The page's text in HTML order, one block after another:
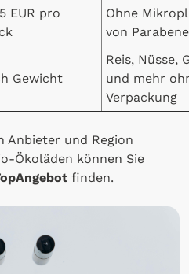
EUR pro
Ohne
von
Gewicht
Reis, Nüsse,
und mehr
Verpackung
Anbieter und Region
Ökoläden können Sie
finden.